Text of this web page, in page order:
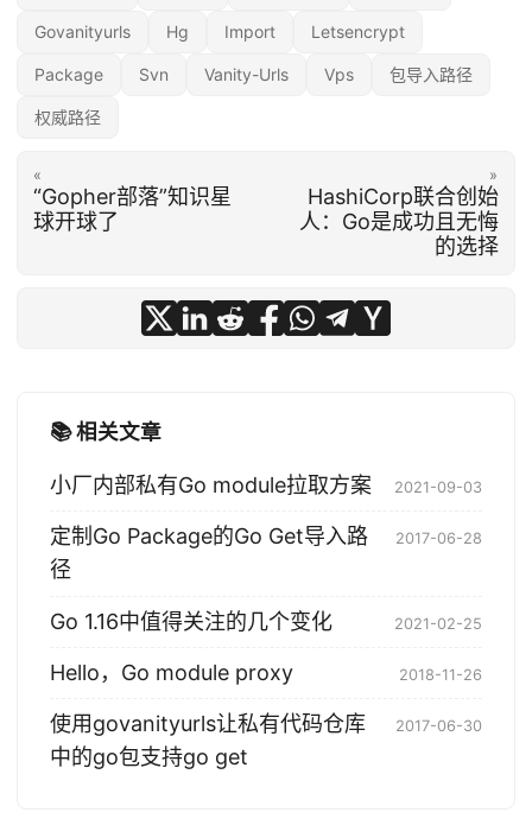
Govanityurls Hg Import Letsencrypt
Package Svn Vanity-Urls Vps 包导入路径
权威路径
«
“Gopher部落”知识星
球开球了
»
HashiCorp联合创始
人：Go是成功且无悔
的选择
📚 相关文章
小厂内部私有Go module拉取方案 2021-09-03
定制Go Package的Go Get导入路
径
2017-06-28
Go 1.16中值得关注的几个变化 2021-02-25
Hello，Go module proxy 2018-11-26
使用govanityurls让私有代码仓库
中的go包支持go get
2017-06-30